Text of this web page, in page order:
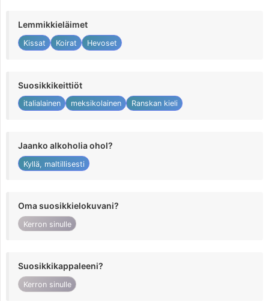
Lemmikkieläimet
Kissat Koirat Hevoset
Suosikkikeittiöt
italialainen meksikolainen Ranskan kieli
Jaanko alkoholia ohol?
Kyllä, maltillisesti
Oma suosikkielokuvani?
Kerron sinulle
Suosikkikappaleeni?
Kerron sinulle